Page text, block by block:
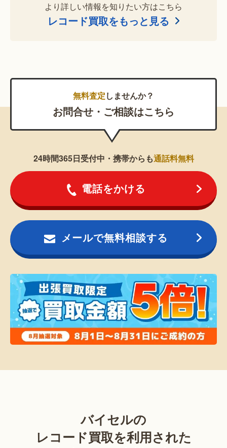
より詳しい情報を知りたい方はこちら
レコード買取をもっと見る
無料査定しませんか？
お問合せ・ご相談はこちら
24時間365日受付中・携帯からも通話料無料
電話をかける
メールで無料相談する
バイセルの
レコード買取を利用された